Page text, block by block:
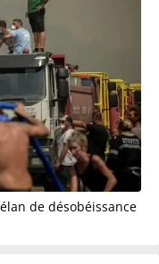
de désobéissance